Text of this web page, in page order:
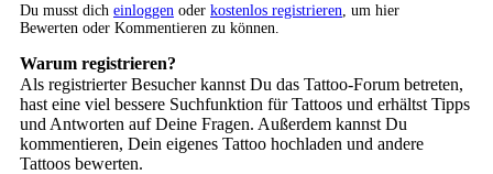
Du musst dich einloggen oder kostenlos registrieren , um hier
Bewerten oder Kommentieren zu können.
Warum registrieren?
Als registrierter Besucher kannst Du das Tattoo-Forum betreten,
hast eine viel bessere Suchfunktion für Tattoos und erhältst Tipps
und Antworten auf Deine Fragen. Außerdem kannst Du
kommentieren, Dein eigenes Tattoo hochladen und andere
Tattoos bewerten.